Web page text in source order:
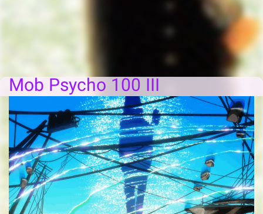
Mob Psycho 100 III